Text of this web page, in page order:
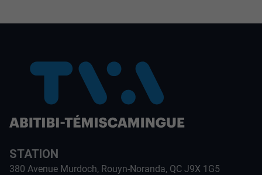
STATION
380 Avenue Murdoch, Rouyn-Noranda, QC J9X 1G5